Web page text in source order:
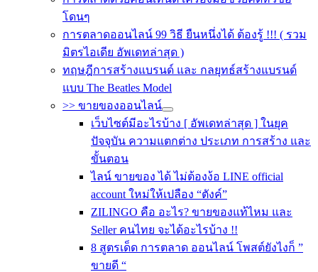
โดนๆ
การตลาดออนไลน์ 99 วิธี ยืนหนึ่งได้ ต้องรู้ !!! ( รวม
มิตรไอเดีย อัพเดทล่าสุด )
ทฤษฎีการสร้างแบรนด์ และ กลยุทธ์สร้างแบรนด์
แบบ The Beatles Model
>> ขายของออนไลน์
เว็บไซต์มีอะไรบ้าง [ อัพเดทล่าสุด ] ในยุค
ปัจจุบัน ความแตกต่าง ประเภท การสร้าง และ
ขั้นตอน
ไลน์ ขายของ ได้ ไม่ต้องง้อ LINE official
account ใหม่ให้เปลือง “ตังค์”
ZILINGO คือ อะไร? ขายของแท้ไหม และ
Seller คนไทย จะได้อะไรบ้าง !!
8 สูตรเด็ด การตลาด ออนไลน์ โพสต์ยังไงก็ ”
ขายดี “